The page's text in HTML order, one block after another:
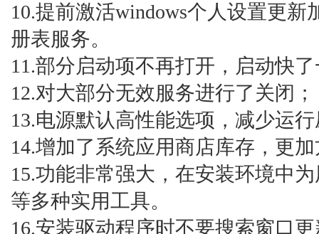
10.提前激活windows个人设置更
册表服务。
11.部分启动项不再打开，启动快
12.对大部分无效服务进行了关闭；
13.电源默认高性能选项，减少运
14.增加了系统应用商店库存，更
15.功能非常强大，在安装环境中
等多种实用工具。
16.安装驱动程序时不要搜索窗口